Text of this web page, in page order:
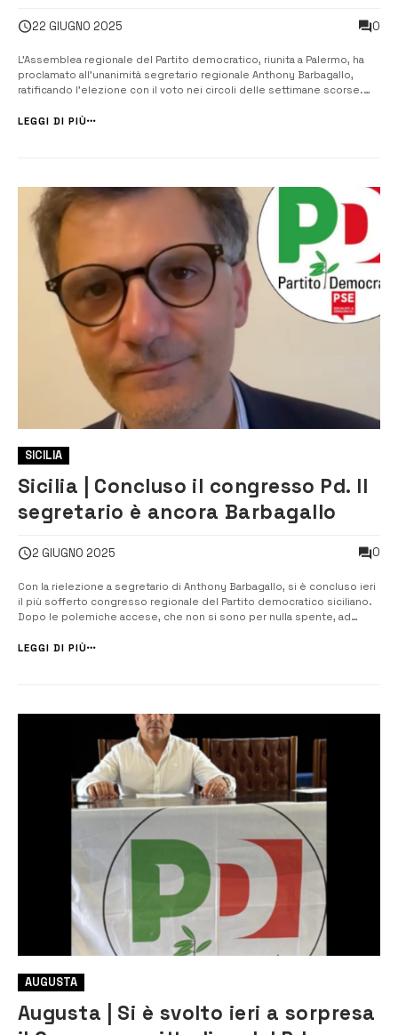
22 GIUGNO 2025 0
L’Assemblea regionale del Partito democratico, riunita a Palermo, ha
proclamato all’unanimità segretario regionale Anthony Barbagallo,
ratificando l’elezione con il voto nei circoli delle settimane scorse.
partito. Si chiude così, salvo ricorsi ulteriori e decisioni dell’...
LEGGI DI PIÙ
SICILIA
Sicilia | Concluso il congresso Pd. Il
segretario è ancora Barbagallo
2 GIUGNO 2025 0
Con la rielezione a segretario di Anthony Barbagallo, si è concluso ieri
il più sofferto congresso regionale del Partito democratico siciliano.
Dopo le polemiche accese, che non si sono per nulla spente, ad
l’ufficialità dei risultati, che dovranno essere validati dal c...
LEGGI DI PIÙ
AUGUSTA
Augusta | Si è svolto ieri a sorpresa